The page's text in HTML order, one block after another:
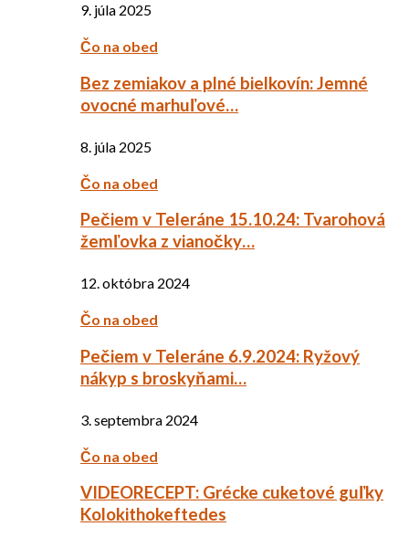
9. júla 2025
Čo na obed
Bez zemiakov a plné bielkovín: Jemné
ovocné marhuľové…
8. júla 2025
Čo na obed
Pečiem v Teleráne 15.10.24: Tvarohová
žemľovka z vianočky…
12. októbra 2024
Čo na obed
Pečiem v Teleráne 6.9.2024: Ryžový
nákyp s broskyňami…
3. septembra 2024
Čo na obed
VIDEORECEPT: Grécke cuketové guľky
Kolokithokeftedes